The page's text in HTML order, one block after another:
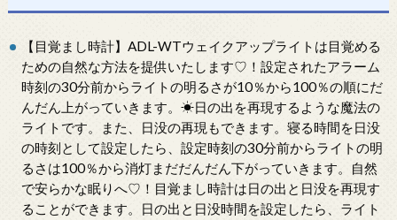
【目覚まし時計】ADL-WTウェイクアップライトは目覚める
ための自然な方法を提供いたします♡！設定されたアラーム
時刻の30分前からライトの明るさが10％から100％の順にだ
んだん上がっていきます。☀日の出を再現するような魔法の
ライトです。また、日没の再現もできます。寝る時間を日没
の時刻として設定したら、設定時刻の30分前からライトの明
るさは100％から消灯まだだんだん下がっていきます。自然
で安らかな眠りへ♡！目覚まし時計は日の出と日没を再現す
ることができます。日の出と日没時間を設定したら、ライト